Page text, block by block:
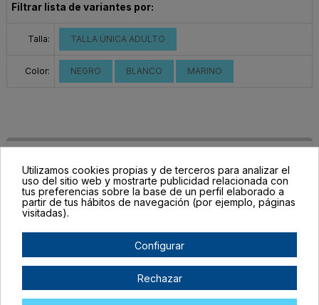
Filtrar lista de variantes por:
Talla: TALLA ÚNICA ADULTO
Color: NEGRO BLANCO MARINO
TALLA ÚNICA ADULTO
Utilizamos cookies propias y de terceros para analizar el
uso del sitio web y mostrarte publicidad relacionada con
tus preferencias sobre la base de un perfil elaborado a
partir de tus hábitos de navegación (por ejemplo, páginas
visitadas).
Configurar
Rechazar